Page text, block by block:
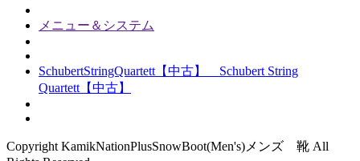
メニュー＆システム
SchubertStringQuartett【中古】 Schubert String
Quartett【中古】
Copyright KamikNationPlusSnowBoot(Men's)メンズ 靴 All